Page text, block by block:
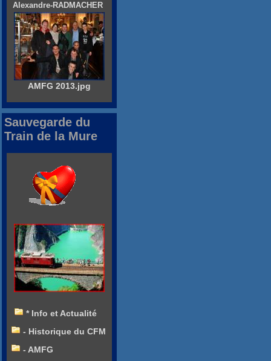
Alexandre-RADMACHER
AMFG 2013.jpg
Sauvegarde du
Train de la Mure
* Info et Actualité
- Historique du CFM
- AMFG